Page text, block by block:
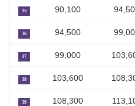
35 90,100
36 94,500
37 99,000
38 103,600
39 108,300